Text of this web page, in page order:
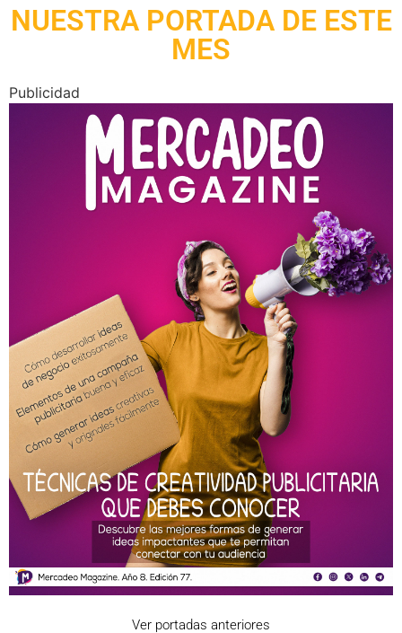
NUESTRA PORTADA DE ESTE
MES
Publicidad
Ver portadas anteriores